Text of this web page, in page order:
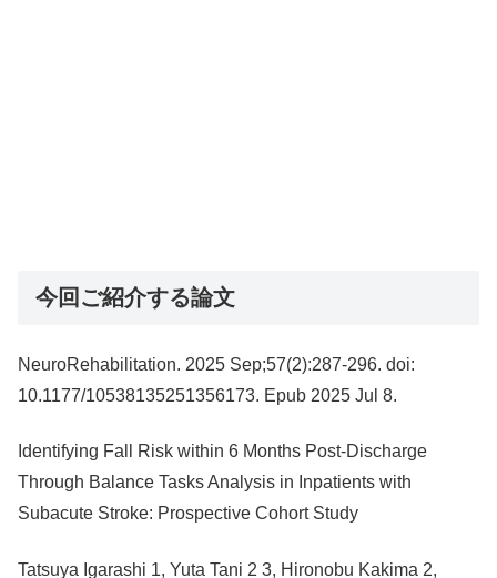
今回ご紹介する論文
NeuroRehabilitation. 2025 Sep;57(2):287-296. doi:
10.1177/10538135251356173. Epub 2025 Jul 8.
Identifying Fall Risk within 6 Months Post-Discharge
Through Balance Tasks Analysis in Inpatients with
Subacute Stroke: Prospective Cohort Study
Tatsuya Igarashi 1, Yuta Tani 2 3, Hironobu Kakima 2,